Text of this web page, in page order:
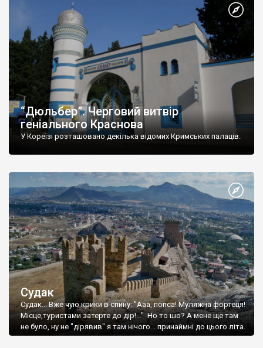
“Дюльбер”. Черговий витвір
геніального Краснова
У Кореїзі розташовано декілька відомих Кримських палаців.
Судак
Судак... Вже чую крики в спину: "Ааа, попса! Муляжна фортеця!
Місце,туристами затерте до дір!..." Но то шо? А мене ще там
не було, ну не "дірявив" я там нічого... принаймні до цього літа.